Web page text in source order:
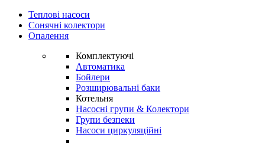
Теплові насоси
Сонячні колектори
Опалення
Комплектуючі
Автоматика
Бойлери
Розширювальні баки
Котельня
Насосні групи & Колектори
Групи безпеки
Насоси циркуляційні